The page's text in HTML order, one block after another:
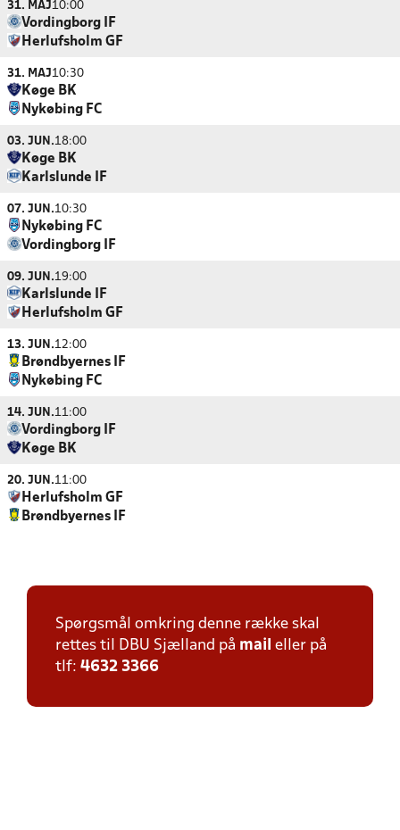
31. MAJ10:00
Vordingborg IF
Herlufsholm GF
31. MAJ10:30
Køge BK
Nykøbing FC
03. JUN.18:00
Køge BK
Karlslunde IF
07. JUN.10:30
Nykøbing FC
Vordingborg IF
09. JUN.19:00
Karlslunde IF
Herlufsholm GF
13. JUN.12:00
Brøndbyernes IF
Nykøbing FC
14. JUN.11:00
Vordingborg IF
Køge BK
20. JUN.11:00
Herlufsholm GF
Brøndbyernes IF
Spørgsmål omkring denne række skal
rettes til DBU Sjælland på mail eller på
tlf: 4632 3366